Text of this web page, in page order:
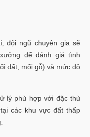
đội ngũ chuyên gia sẽ
để đánh giá tình
đất, mối gỗ) và mức độ
lý phù hợp với đặc thù
các khu vực đất thấp